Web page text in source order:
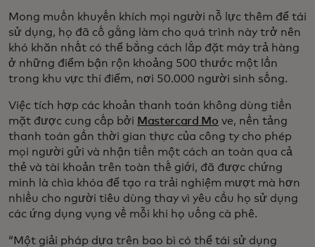
Mong muốn khuyến khích mọi người nỗ lực thêm để tái
sử dụng, họ đã cố gắng làm cho quá trình này trở nên
khó khăn nhất có thể bằng cách lắp đặt máy trả hàng
ở những điểm bận rộn khoảng 500 thước một lần
trong khu vực thí điểm, nơi 50.000 người sinh sống.
Việc tích hợp các khoản thanh toán không dùng tiền
mặt được cung cấp bởi Mastercard Mo ve, nền tảng
thanh toán gần thời gian thực của công ty cho phép
mọi người gửi và nhận tiền một cách an toàn qua cả
thẻ và tài khoản trên toàn thế giới, đã được chứng
minh là chìa khóa để tạo ra trải nghiệm mượt mà hơn
nhiều cho người tiêu dùng thay vì yêu cầu họ sử dụng
các ứng dụng vụng về mỗi khi họ uống cà phê.
“Một giải pháp dựa trên bao bì có thể tái sử dụng